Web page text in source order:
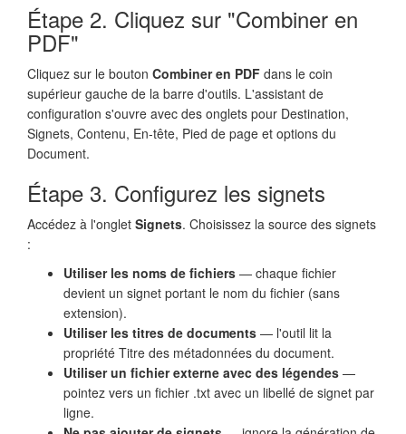
Étape 2. Cliquez sur "Combiner en
PDF"
Cliquez sur le bouton Combiner en PDF dans le coin
supérieur gauche de la barre d'outils. L'assistant de
configuration s'ouvre avec des onglets pour Destination,
Signets, Contenu, En-tête, Pied de page et options du
Document.
Étape 3. Configurez les signets
Accédez à l'onglet Signets. Choisissez la source des signets
:
Utiliser les noms de fichiers — chaque fichier
devient un signet portant le nom du fichier (sans
extension).
Utiliser les titres de documents — l'outil lit la
propriété Titre des métadonnées du document.
Utiliser un fichier externe avec des légendes —
pointez vers un fichier .txt avec un libellé de signet par
ligne.